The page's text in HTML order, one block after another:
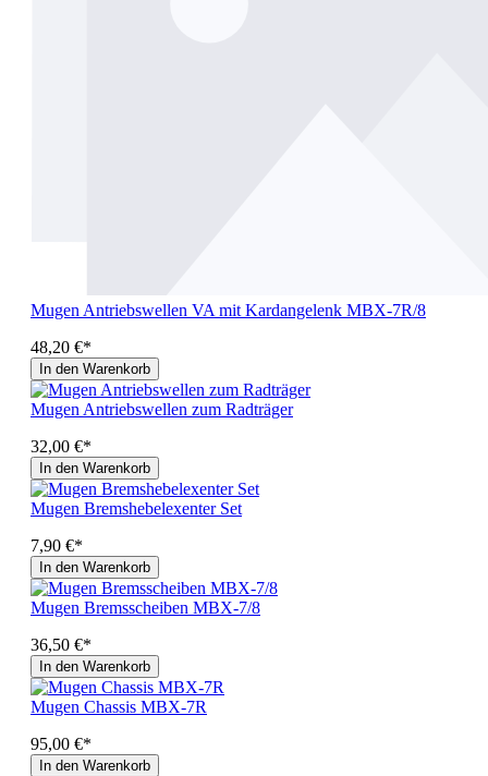
Mugen Antriebswellen VA mit Kardangelenk MBX-7R/8
48,20 €*
In den Warenkorb
Mugen Antriebswellen zum Radträger
32,00 €*
In den Warenkorb
Mugen Bremshebelexenter Set
7,90 €*
In den Warenkorb
Mugen Bremsscheiben MBX-7/8
36,50 €*
In den Warenkorb
Mugen Chassis MBX-7R
95,00 €*
In den Warenkorb